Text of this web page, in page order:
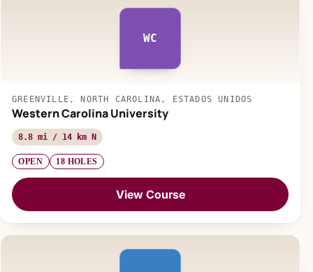
WC
GREENVILLE, NORTH CAROLINA, ESTADOS UNIDOS
Western Carolina University
8.8 mi / 14 km N
OPEN 18 HOLES
View Course